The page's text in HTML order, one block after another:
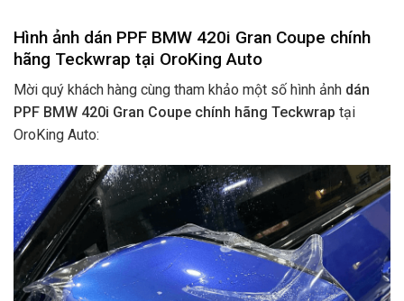
Hình ảnh dán PPF BMW 420i Gran Coupe chính
hãng Teckwrap tại OroKing Auto
Mời quý khách hàng cùng tham khảo một số hình ảnh dán
PPF BMW 420i Gran Coupe chính hãng Teckwrap tại
OroKing Auto: